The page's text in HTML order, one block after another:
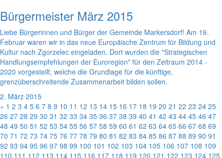
Bürgermeister März 2015
Liebe Bürgerinnen und Bürger der Gemeinde Markersdorf! Am 19.
Februar waren wir in das neue Europäische Zentrum für Bildung und
Kultur nach Zgorzelec eingeladen. Dort wurden die "Strategischen
Handlungsempfehlungen der Euroregion" für den Zeitraum 2014 -
2020 vorgestellt, welche die Grundlage für die künftige,
grenzüberschreitende Zusammenarbeit bilden sollen.
2. März 2015
« 1 2 3 4 5 6 7 8 9 10 11 12 13 14 15 16 17 18 19 20 21 22 23 24 25
26 27 28 29 30 31 32 33 34 35 36 37 38 39 40 41 42 43 44 45 46 47
48 49 50 51 52 53 54 55 56 57 58 59 60 61 62 63 64 65 66 67 68 69
70 71 72 73 74 75 76 77 78 79 80 81 82 83 84 85 86 87 88 89 90 91
92 93 94 95 96 97 98 99 100 101 102 103 104 105 106 107 108 109
110 111 112 113 114 115 116 117 118 119 120 121 122 123 124 125